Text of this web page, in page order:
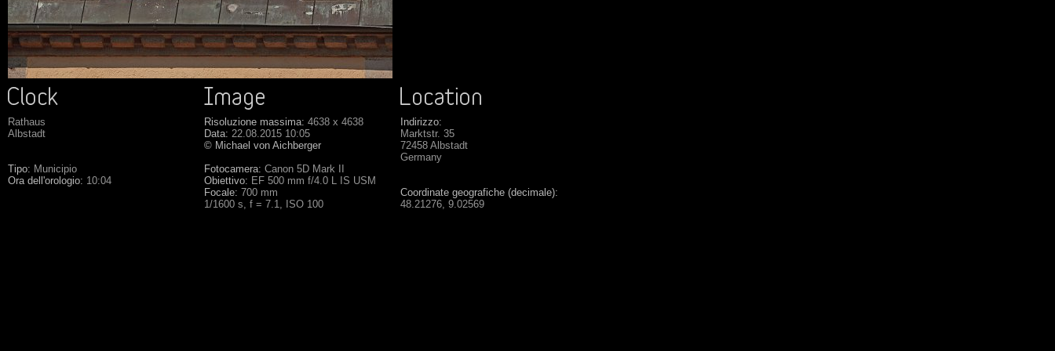
Rathaus
Albstadt
Tipo: Municipio
Ora dell'orologio: 10:04
Risoluzione massima: 4638 x 4638
Data: 22.08.2015 10:05
© Michael von Aichberger
Fotocamera: Canon 5D Mark II
Obiettivo: EF 500 mm f/4.0 L IS USM
Focale: 700 mm
1/1600 s, f = 7.1, ISO 100
Indirizzo:
Marktstr. 35
72458 Albstadt
Germany
Coordinate geografiche (decimale):
48.21276, 9.02569